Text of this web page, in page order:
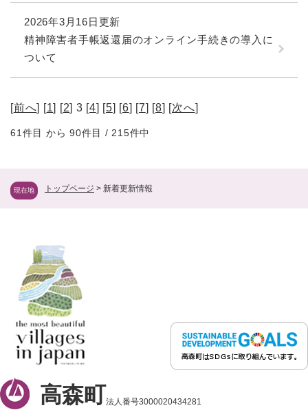
現在地 トップページ > 新着更新情報
2026年3月16日更新
精神障害者手帳返還届のオンライン手続きの導入に
ついて
[前へ] [1] [2] 3 [4] [5] [6] [7] [8] [次へ]
61件目 から 90件目 / 215件中
高森町法人番号3000020434281